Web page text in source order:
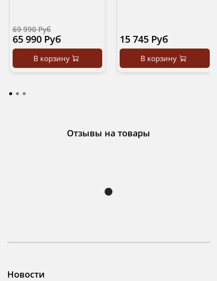
69 990 Руб
65 990 Руб
В корзину
15 745 Руб
В корзину
Отзывы на товары
Новости